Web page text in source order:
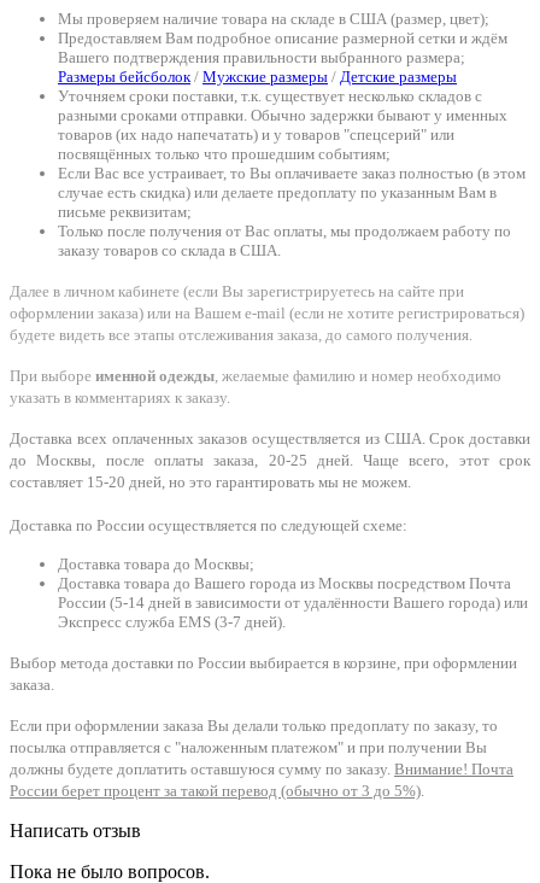
Мы проверяем наличие товара на складе в США (размер, цвет);
Предоставляем Вам подробное описание размерной сетки и ждём
Вашего подтверждения правильности выбранного размера;
Размеры бейсболок/ Мужские размеры / Детские размеры
Уточняем сроки поставки, т.к. существует несколько складов с
разными сроками отправки. Обычно задержки бывают у именных
товаров (их надо напечатать) и у товаров "спецсерий" или
посвящённых только что прошедшим событиям;
Если Вас все устраивает, то Вы оплачиваете заказ полностью (в этом
случае есть скидка) или делаете предоплату по указанным Вам в
письме реквизитам;
Только после получения от Вас оплаты, мы продолжаем работу по
заказу товаров со склада в США.
Далее в личном кабинете (если Вы зарегистрируетесь на сайте при
оформлении заказа) или на Вашем e-mail (если не хотите регистрироваться)
будете видеть все этапы отслеживания заказа, до самого получения.
При выборе именной одежды, желаемые фамилию и номер необходимо
указать в комментариях к заказу.
Доставка всех оплаченных заказов осуществляется из США. Срок доставки
до Москвы, после оплаты заказа, 20-25 дней. Чаще всего, этот срок
составляет 15-20 дней, но это гарантировать мы не можем.
Доставка по России осуществляется по следующей схеме:
Доставка товара до Москвы;
Доставка товара до Вашего города из Москвы посредством Почта
России (5-14 дней в зависимости от удалённости Вашего города) или
Экспресс служба EMS (3-7 дней).
Выбор метода доставки по России выбирается в корзине, при оформлении
заказа.
Если при оформлении заказа Вы делали только предоплату по заказу, то
посылка отправляется с "наложенным платежом" и при получении Вы
должны будете доплатить оставшуюся сумму по заказу. Внимание! Почта
России берет процент за такой перевод (обычно от 3 до 5%).
Написать отзыв
Пока не было вопросов.